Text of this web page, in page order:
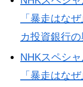
「暴走はな
カ投資銀行の
NHKスペシ
「暴走はな